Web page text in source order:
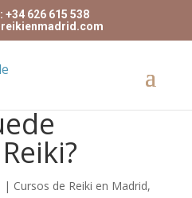
626 615 538
| Cursos de Reiki en Madrid,